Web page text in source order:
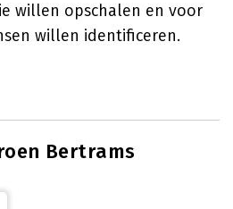
willen opschalen en voor
willen identificeren.
Bertrams